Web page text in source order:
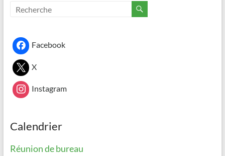
Facebook
X
Instagram
Calendrier
Réunion de bureau